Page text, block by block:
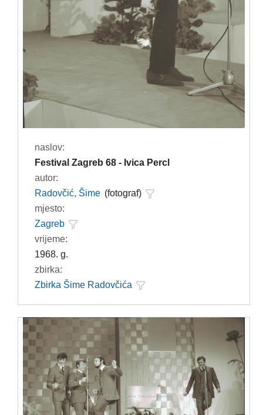
naslov:
Festival Zagreb 68 - Ivica Percl
autor:
Radovčić, Šime (fotograf)
mjesto:
Zagreb
vrijeme:
1968. g.
zbirka:
Zbirka Šime Radovčića